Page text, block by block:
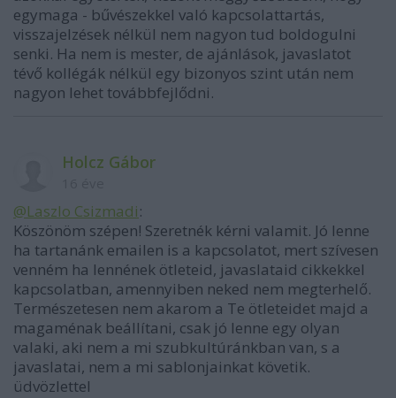
egymaga - bűvészekkel való kapcsolattartás,
visszajelzések nélkül nem nagyon tud boldogulni
senki. Ha nem is mester, de ajánlások, javaslatot
tévő kollégák nélkül egy bizonyos szint után nem
nagyon lehet továbbfejlődni.
Holcz Gábor
@Laszlo Csizmadi:
Köszönöm szépen! Szeretnék kérni valamit. Jó lenne
ha tartanánk emailen is a kapcsolatot, mert szívesen
venném ha lennének ötleteid, javaslataid cikkekkel
kapcsolatban, amennyiben neked nem megterhelő.
Természetesen nem akarom a Te ötleteidet majd a
magaménak beállítani, csak jó lenne egy olyan
valaki, aki nem a mi szubkultúránkban van, s a
javaslatai, nem a mi sablonjainkat követik.
üdvözlettel